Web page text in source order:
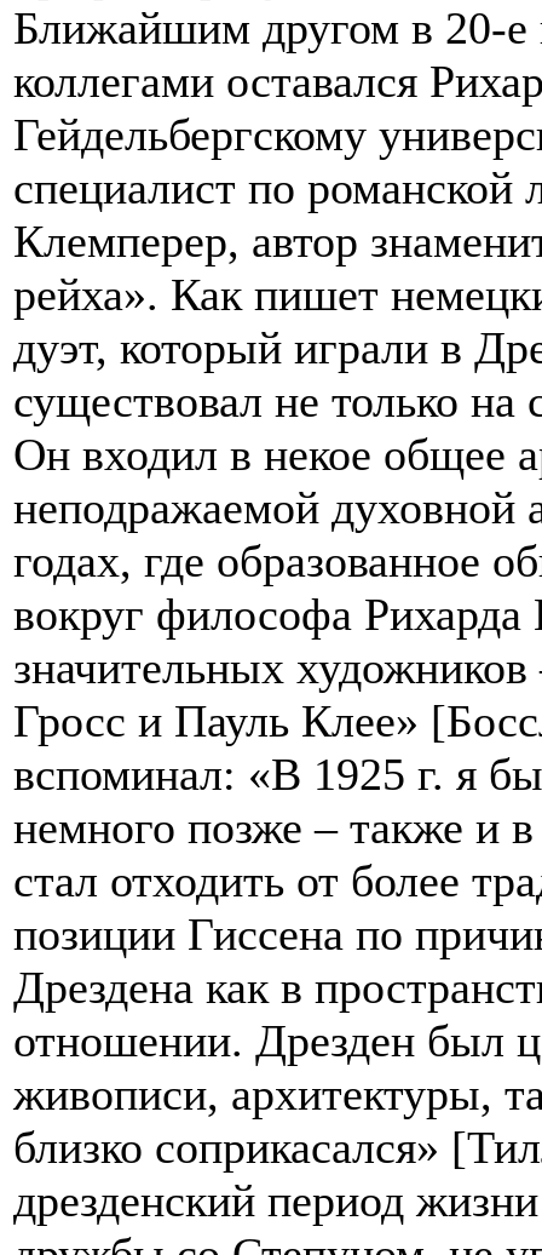
Ближайшим другом в 20-е
коллегами оставался
Гейдельбергскому
специалист по романской
Клемперер, автор
рейха». Как пишет
дуэт, который играли в
существовал не только на
Он входил в некое общее
неподражаемой духовной
годах, где образованное
вокруг философа
значительных
Гросс и Пауль Клее»
вспоминал: «В 1925 г. я
немного позже – также и
стал отходить от более
позиции Гиссена по
Дрездена как в
отношении. Дрезден был
живописи, архитектуры,
близко соприкасался»
дрезденский период